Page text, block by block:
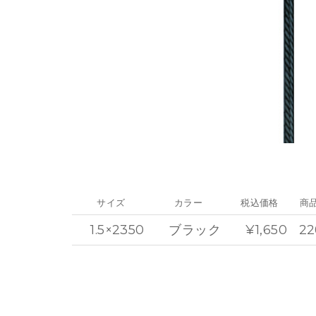
サイズ
1.5×2350
カラー
ブラック
税込価格
¥1,650
商